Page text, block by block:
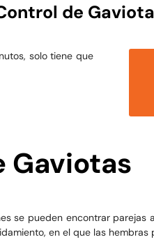
de
solo tiene que
Gaviotas
se pueden encontrar parejas
en el que las hembras